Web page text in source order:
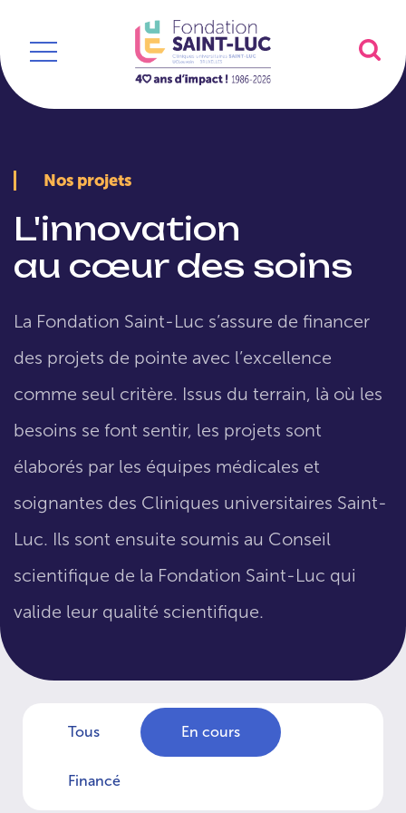
Nos projets
L'innovation
au cœur des soins
La Fondation Saint-Luc s’assure de financer
des projets de pointe avec l’excellence
comme seul critère. Issus du terrain, là où les
besoins se font sentir, les projets sont
élaborés par les équipes médicales et
soignantes des Cliniques universitaires Saint-
Luc. Ils sont ensuite soumis au Conseil
scientifique de la Fondation Saint-Luc qui
valide leur qualité scientifique.
Tous En cours
Financé